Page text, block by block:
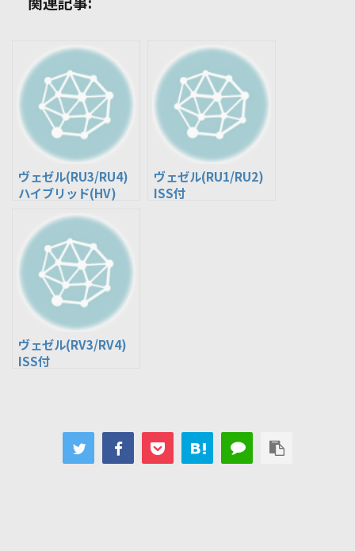
ヴェゼル(RU3/RU4)
ハイブリッド(HV)
ヴェゼル(RU1/RU2)
ISS付
ヴェゼル(RV3/RV4)
ISS付